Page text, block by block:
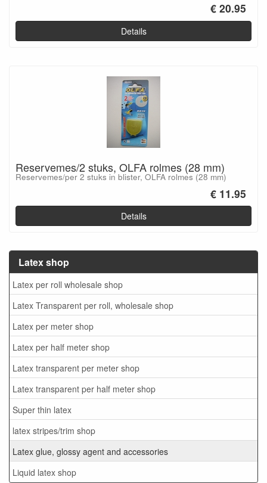
Latex shop
Latex per roll wholesale shop
Latex Transparent per roll, wholesale shop
Latex per meter shop
Latex per half meter shop
Latex transparent per meter shop
Latex transparent per half meter shop
Super thin latex
latex stripes/trim shop
Latex glue, glossy agent and accessories
Liquid latex shop
€ 20.95
Details
Reservemes/2 stuks, OLFA rolmes (28 mm)
Reservemes/per 2 stuks in blister, OLFA rolmes (28 mm)
€ 11.95
Details